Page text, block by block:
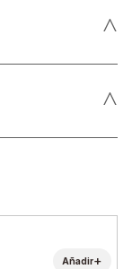
˄
˄
Añadir+